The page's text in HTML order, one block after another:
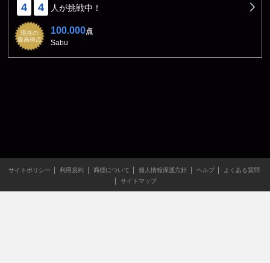
4 4 人が挑戦中！
現在の
最高得点
100.000点
Sabu
サイトポリシー 利用規約 商標について 個人情報保護方針 ヘルプ
よくある質問
サイトマップ